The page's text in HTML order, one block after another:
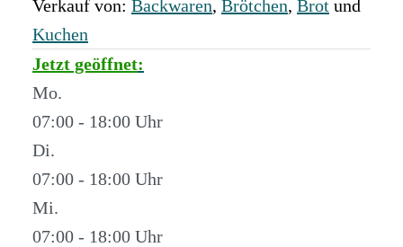
Verkauf von: Backwaren, Brötchen, Brot und
Kuchen
Jetzt geöffnet:
Mo.
07:00 - 18:00
Di.
07:00 - 18:00
Mi.
07:00 - 18:00